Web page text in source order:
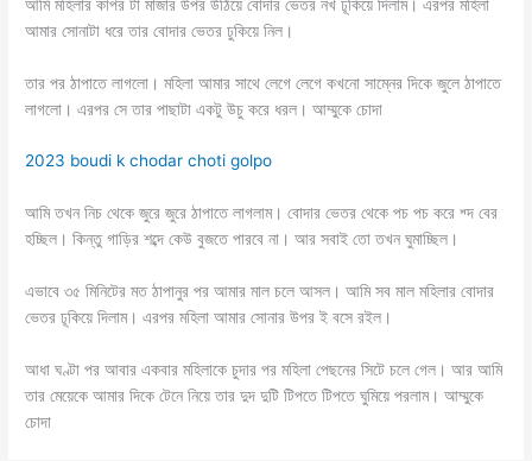
আমি মহিলার কাপর টা মাজার উপর উঠিয়ে বোদার ভেতর নখ ঢূকিয়ে দিলাম। এরপর মহিলা
আমার সোনাটা ধরে তার বোদার ভেতর ঢুকিয়ে নিল।
তার পর ঠাপাতে লাগলো। মহিলা আমার সাথে লেগে লেগে কখনো সাম্নের দিকে জুলে ঠাপাতে
লাগলো। এরপর সে তার পাছাটা একটু উচু করে ধরল। আম্মুকে চোদা
2023 boudi k chodar choti golpo
আমি তখন নিচ থেকে জুরে জুরে ঠাপাতে লাগলাম। বোদার ভেতর থেকে পচ পচ করে শ্দ বের
হচ্ছিল। কিন্তু গাড়ির শব্দে কেউ বুজতে পারবে না। আর সবাই তো তখন ঘুমাচ্ছিল।
এভাবে ৩৫ মিনিটের মত ঠাপানুর পর আমার মাল চলে আসল। আমি সব মাল মহিলার বোদার
ভেতর ঢূকিয়ে দিলাম। এরপর মহিলা আমার সোনার উপর ই বসে রইল।
আধা ঘণ্টা পর আবার একবার মহিলাকে চুদার পর মহিলা পেছনের সিটে চলে গেল। আর আমি
তার মেয়েকে আমার দিকে টেনে নিয়ে তার দুদ দুটি টিপতে টিপতে ঘুমিয়ে পরলাম। আম্মুকে
চোদা